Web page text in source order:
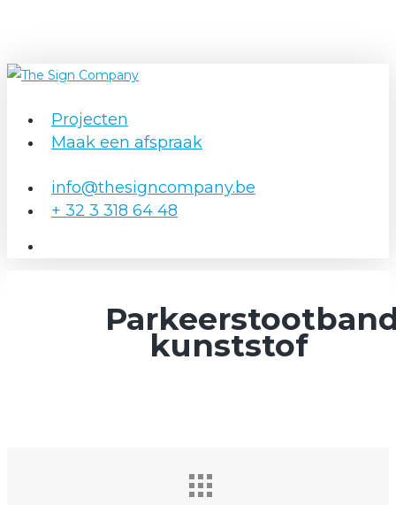
main
content
Menu
Projecten
Maak een afspraak
info@thesigncompany.be
+ 32 3 318 64 48
kunststof